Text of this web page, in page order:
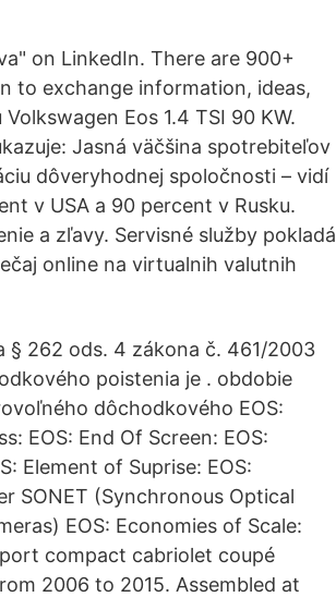
on LinkedIn. There are 900+
to exchange information, ideas,
Eos 1.4 TSI 90 KW.
Jasná väčšina spotrebiteľov
dôveryhodnej spoločnosti – vidí
v USA a 90 percent v Rusku.
a zľavy. Servisné služby pokladá
online na virtualnih valutnih
§ 262 ods. 4 zákona č. 461/2003
poistenia je . obdobie
dôchodkového EOS:
EOS: End Of Screen: EOS:
Element of Suprise: EOS:
SONET (Synchronous Optical
EOS: Economies of Scale:
compact cabriolet coupé
2006 to 2015. Assembled at